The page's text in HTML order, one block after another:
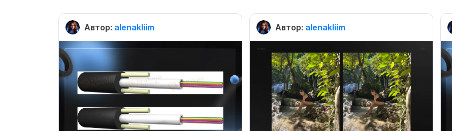
Автор: alenakliim Автор: alenakliim